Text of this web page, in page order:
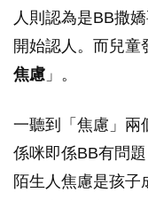
人則認為是BB撒
開始認人。而兒童
焦慮 」。
一聽到「焦慮」兩
係咪即係BB有問題
陌生人焦慮是孩